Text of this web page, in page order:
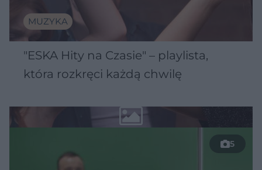
MUZYKA
"ESKA Hity na Czasie" – playlista,
która rozkręci każdą chwilę
5